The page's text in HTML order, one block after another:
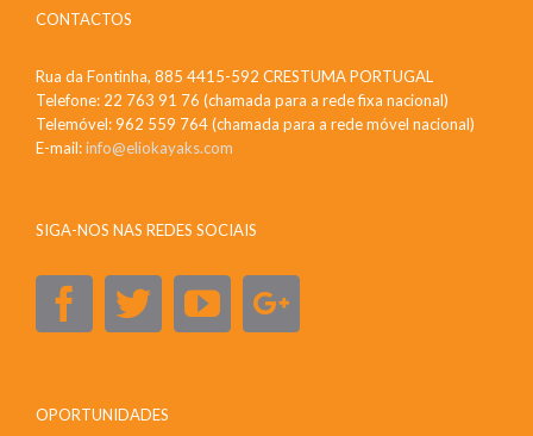
CONTACTOS
Rua da Fontinha, 885 4415-592 CRESTUMA PORTUGAL
Telefone: 22 763 91 76 (chamada para a rede fixa nacional)
Telemóvel: 962 559 764 (chamada para a rede móvel nacional)
E-mail:info@eliokayaks.com
SIGA-NOS NAS REDES SOCIAIS
OPORTUNIDADES